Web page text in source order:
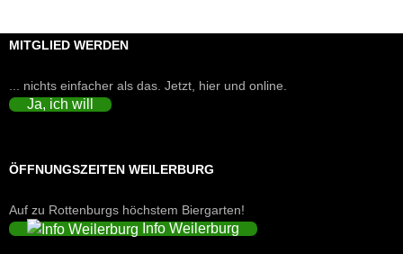
MITGLIED WERDEN
... nichts einfacher als das. Jetzt, hier und online.
Ja, ich will
ÖFFNUNGSZEITEN WEILERBURG
Auf zu Rottenburgs höchstem Biergarten!
Info Weilerburg